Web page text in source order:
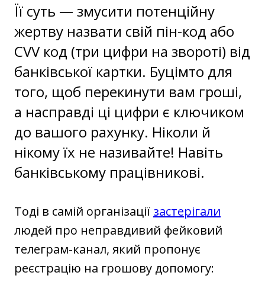
Її суть — змусити потенційну
жертву назвати свій пін-код або
CVV код (три цифри на звороті) від
банківської картки. Буцімто для
того, щоб перекинути вам гроші,
а насправді ці цифри є ключиком
до вашого рахунку. Ніколи й
нікому їх не називайте! Навіть
банківському працівникові.
Тоді в самій організації застерігали
людей про неправдивий фейковий
телеграм-канал, який пропонує
реєстрацію на грошову допомогу: